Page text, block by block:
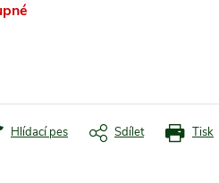
Tisk
Hlídací pes Sdílet